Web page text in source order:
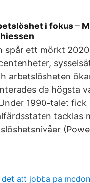
i fokus –
spår ett mörkt
arbetslösheten
de högsta
1990-talet fick
tacklas
det att jobba pa